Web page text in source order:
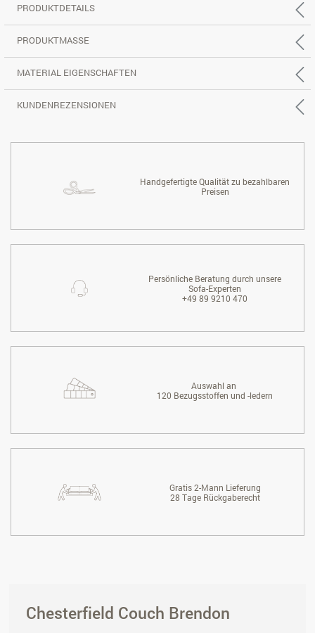
PRODUKTDETAILS
PRODUKTMASSE
MATERIAL EIGENSCHAFTEN
KUNDENREZENSIONEN
Handgefertigte Qualität zu bezahlbaren
Preisen
Persönliche Beratung durch unsere
Sofa-Experten
+49 89 9210 470
Auswahl an
120 Bezugsstoffen und -ledern
Gratis 2-Mann Lieferung
28 Tage Rückgaberecht
Chesterfield Couch Brendon